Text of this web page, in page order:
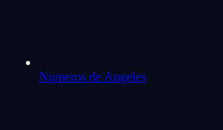
Numeros de Angeles